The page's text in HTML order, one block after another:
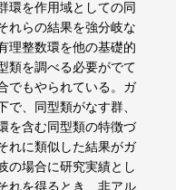
環を作用域としての同
れらの結果を強分岐な
理整数環を他の基礎的
類を調べる必要がでて
でもやられている。ガ
で、同型類がなす群、
を含む同型類の特徴づ
れに類似した結果がガ
の場合に研究実績とし
れを得るとき、非アル